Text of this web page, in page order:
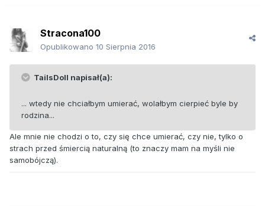
Stracona100
Opublikowano 10 Sierpnia 2016
TailsDoll napisał(a):
... wtedy nie chciałbym umierać, wolałbym cierpieć byle by
rodzina...
Ale mnie nie chodzi o to, czy się chce umierać, czy nie, tylko o
strach przed śmiercią naturalną (to znaczy mam na myśli nie
samobójczą).